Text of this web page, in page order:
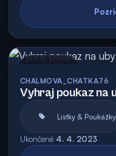
CHALMOVA_CHATKA76
Vyhraj poukaz na
Lístky & Poukážky
Ukončené 4. 4. 2023